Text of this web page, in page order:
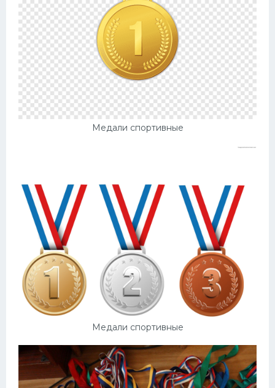
Медали спортивные
Медали спортивные